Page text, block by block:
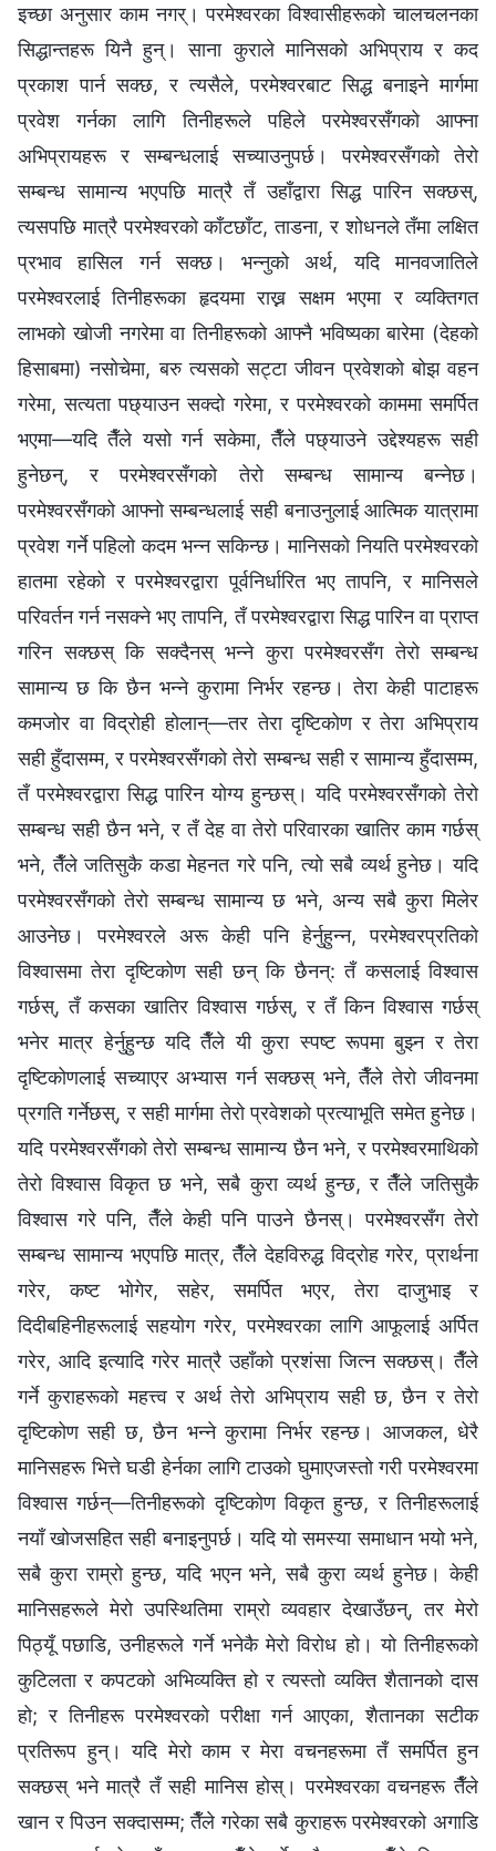
इच्‍छा अनुसार काम नगर्। परमेश्‍वरका विश्‍वासीहरूको चालचलनका
सिद्धान्तहरू यिनै हुन्। साना कुराले मानिसको अभिप्राय र कद
प्रकाश पार्न सक्छ, र त्यसैले, परमेश्‍वरबाट सिद्ध बनाइने मार्गमा
प्रवेश गर्नका लागि तिनीहरूले पहिले परमेश्‍वरसँगको आफ्ना
अभिप्रायहरू र सम्बन्धलाई सच्याउनुपर्छ। परमेश्‍वरसँगको तेरो
सम्बन्ध सामान्य भएपछि मात्रै तँ उहाँद्वारा सिद्ध पारिन सक्छस्,
त्यसपछि मात्रै परमेश्‍वरको काँटछाँट, ताडना, र शोधनले तँमा लक्षित
प्रभाव हासिल गर्न सक्छ। भन्नुको अर्थ, यदि मानवजातिले
परमेश्‍वरलाई तिनीहरूका हृदयमा राख्न सक्षम भएमा र व्यक्तिगत
लाभको खोजी नगरेमा वा तिनीहरूको आफ्नै भविष्यका बारेमा (देहको
हिसाबमा) नसोचेमा, बरु त्यसको सट्टा जीवन प्रवेशको बोझ वहन
गरेमा, सत्यता पछ्याउन सक्दो गरेमा, र परमेश्‍वरको काममा समर्पित
भएमा—यदि तैँले यसो गर्न सकेमा, तैँले पछ्याउने उद्देश्यहरू सही
हुनेछन्, र परमेश्‍वरसँगको तेरो सम्बन्ध सामान्य बन्नेछ।
परमेश्‍वरसँगको आफ्नो सम्बन्धलाई सही बनाउनुलाई आत्मिक यात्रामा
प्रवेश गर्ने पहिलो कदम भन्न सकिन्छ। मानिसको नियति परमेश्‍वरको
हातमा रहेको र परमेश्‍वरद्वारा पूर्वनिर्धारित भए तापनि, र मानिसले
परिवर्तन गर्न नसक्ने भए तापनि, तँ परमेश्‍वरद्वारा सिद्ध पारिन वा प्राप्‍त
गरिन सक्छस् कि सक्दैनस् भन्ने कुरा परमेश्‍वरसँग तेरो सम्बन्ध
सामान्य छ कि छैन भन्‍ने कुरामा निर्भर रहन्छ। तेरा केही पाटाहरू
कमजोर वा विद्रोही होलान्—तर तेरा दृष्टिकोण र तेरा अभिप्राय
सही हुँदासम्म, र परमेश्‍वरसँगको तेरो सम्बन्ध सही र सामान्य हुँदासम्म,
तँ परमेश्‍वरद्वारा सिद्ध पारिन योग्य हुन्छस्। यदि परमेश्‍वरसँगको तेरो
सम्बन्ध सही छैन भने, र तँ देह वा तेरो परिवारका खातिर काम गर्छस्
भने, तैँले जतिसुकै कडा मेहनत गरे पनि, त्यो सबै व्यर्थ हुनेछ। यदि
परमेश्‍वरसँगको तेरो सम्बन्ध सामान्य छ भने, अन्य सबै कुरा मिलेर
आउनेछ। परमेश्‍वरले अरू केही पनि हेर्नुहुन्न, परमेश्‍वरप्रतिको
विश्वासमा तेरा दृष्टिकोण सही छन् कि छैनन्: तँ कसलाई विश्‍वास
गर्छस्, तँ कसका खातिर विश्‍वास गर्छस्, र तँ किन विश्‍वास गर्छस्
भनेर मात्र हेर्नुहुन्छ यदि तैँले यी कुरा स्पष्ट रूपमा बुझ्न र तेरा
दृष्टिकोणलाई सच्याएर अभ्यास गर्न सक्छस् भने, तैँले तेरो जीवनमा
प्रगति गर्नेछस्, र सही मार्गमा तेरो प्रवेशको प्रत्याभूति समेत हुनेछ।
यदि परमेश्‍वरसँगको तेरो सम्बन्ध सामान्य छैन भने, र परमेश्‍वरमाथिको
तेरो विश्‍वास विकृत छ भने, सबै कुरा व्यर्थ हुन्छ, र तैँले जतिसुकै
विश्‍वास गरे पनि, तैँले केही पनि पाउने छैनस्। परमेश्‍वरसँग तेरो
सम्बन्ध सामान्य भएपछि मात्र, तैँले देहविरुद्ध विद्रोह गरेर, प्रार्थना
गरेर, कष्ट भोगेर, सहेर, समर्पित भएर, तेरा दाजुभाइ र
दिदीबहिनीहरूलाई सहयोग गरेर, परमेश्‍वरका लागि आफूलाई अर्पित
गरेर, आदि इत्यादि गरेर मात्रै उहाँको प्रशंसा जित्न सक्छस्। तैँले
गर्ने कुराहरूको महत्त्व र अर्थ तेरो अभिप्राय सही छ, छैन र तेरो
दृष्टिकोण सही छ, छैन भन्‍ने कुरामा निर्भर रहन्छ। आजकल, धेरै
मानिसहरू भित्ते घडी हेर्नका लागि टाउको घुमाएजस्तो गरी परमेश्‍वरमा
विश्‍वास गर्छन्—तिनीहरूको दृष्टिकोण विकृत हुन्छ, र तिनीहरूलाई
नयाँ खोजसहित सही बनाइनुपर्छ। यदि यो समस्या समाधान भयो भने,
सबै कुरा राम्रो हुन्छ, यदि भएन भने, सबै कुरा व्यर्थ हुनेछ। केही
मानिसहरूले मेरो उपस्थितिमा राम्रो व्यवहार देखाउँछन्, तर मेरो
पिठ्यूँ पछाडि, उनीहरूले गर्ने भनेकै मेरो विरोध हो। यो तिनीहरूको
कुटिलता र कपटको अभिव्यक्ति हो र त्यस्तो व्यक्ति शैतानको दास
हो; र तिनीहरू परमेश्‍वरको परीक्षा गर्न आएका, शैतानका सटीक
प्रतिरूप हुन्। यदि मेरो काम र मेरा वचनहरूमा तँ समर्पित हुन
सक्छस् भने मात्रै तँ सही मानिस होस्। परमेश्‍वरका वचनहरू तैँले
खान र पिउन सक्दासम्म; तैँले गरेका सबै कुराहरू परमेश्‍वरको अगाडि